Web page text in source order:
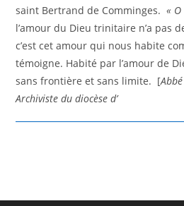
saint Bertrand de Comminges.«
l’amour du Dieu trinitaire n’a pas
c’est cet amour qui nous habite
témoigne. Habité par l’amour de
sans frontière et sans limite. [
Archiviste du diocèse d’